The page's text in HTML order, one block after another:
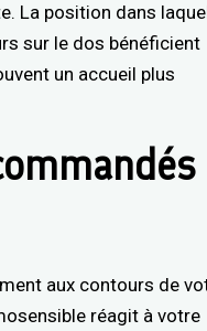
La position dans
sur le dos bénéficient
un accueil plus
aux contours de
réagit à votre